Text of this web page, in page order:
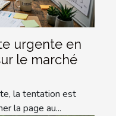
urgente en
le marché
la tentation est
la page au...